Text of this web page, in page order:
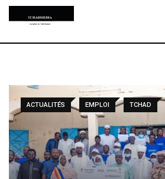
Skip
ACTUALITÉS EMPLOI TCHAD